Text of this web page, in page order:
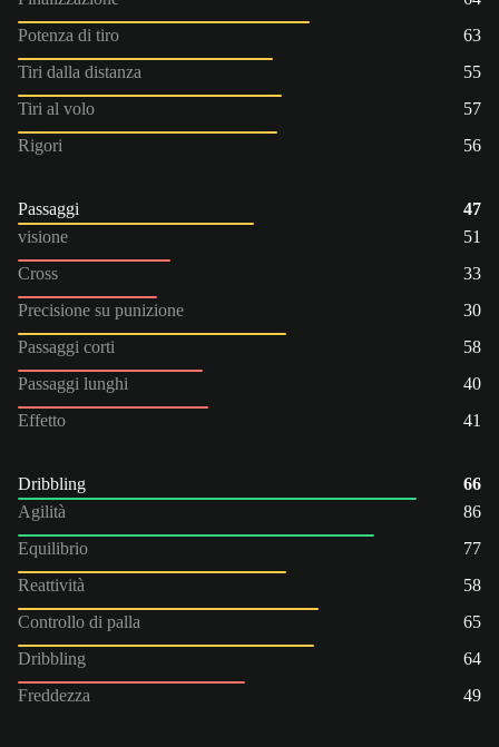
Potenza di tiro
63
Tiri dalla distanza
55
Tiri al volo
57
Rigori
56
Passaggi
47
visione
51
Cross
33
Precisione su punizione
30
Passaggi corti
58
Passaggi lunghi
40
Effetto
41
Dribbling
66
Agilità
86
Equilibrio
77
Reattività
58
Controllo di palla
65
Dribbling
64
Freddezza
49